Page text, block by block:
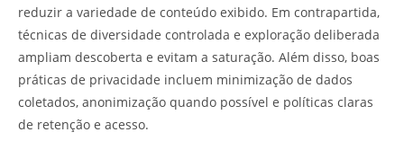
reduzir a variedade de conteúdo exibido. Em contrapartida,
técnicas de diversidade controlada e exploração deliberada
ampliam descoberta e evitam a saturação. Além disso, boas
práticas de privacidade incluem minimização de dados
coletados, anonimização quando possível e políticas claras
de retenção e acesso.